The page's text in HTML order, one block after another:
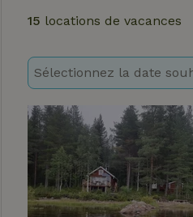
15 locations de vacances
Sélectionnez la date